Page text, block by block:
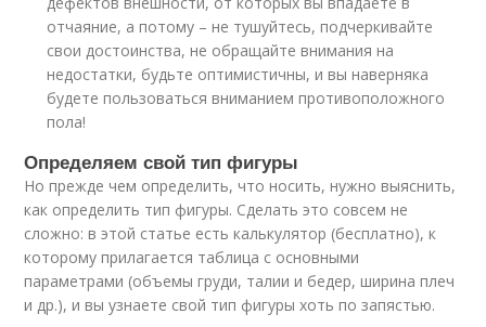
отчаяние, а потому – не тушуйтесь, подчеркивайте
свои достоинства, не обращайте внимания на
недостатки, будьте оптимистичны, и вы наверняка
будете пользоваться вниманием противоположного
пола!
Определяем свой тип фигуры
Но прежде чем определить, что носить, нужно выяснить,
как определить тип фигуры. Сделать это совсем не
сложно: в этой статье есть калькулятор (бесплатно), к
которому прилагается таблица с основными
параметрами (объемы груди, талии и бедер, ширина плеч
и др.), и вы узнаете свой тип фигуры хоть по запястью.